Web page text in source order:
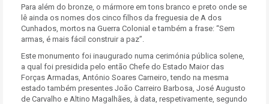
Para além do bronze, o mármore em tons branco e preto onde se
lê ainda os nomes dos cinco filhos da freguesia de A dos
Cunhados, mortos na Guerra Colonial e também a frase: “Sem
armas, é mais fácil construir a paz”.
Este monumento foi inaugurado numa cerimónia pública solene,
a qual foi presidida pelo então Chefe do Estado Maior das
Forças Armadas, António Soares Carneiro, tendo na mesma
estado também presentes João Carreiro Barbosa, José Augusto
de Carvalho e Altino Magalhães, à data, respetivamente, segundo